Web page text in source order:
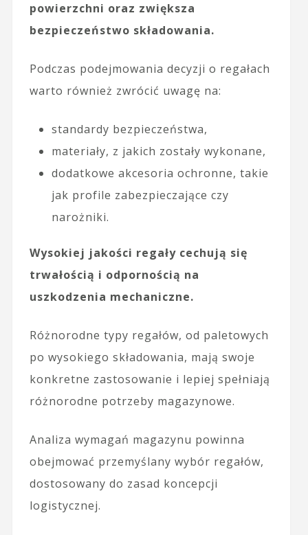
powierzchni oraz zwiększa
bezpieczeństwo składowania.
Podczas podejmowania decyzji o regałach
warto również zwrócić uwagę na:
standardy bezpieczeństwa,
materiały, z jakich zostały wykonane,
dodatkowe akcesoria ochronne, takie
jak profile zabezpieczające czy
narożniki.
Wysokiej jakości regały cechują się
trwałością i odpornością na
uszkodzenia mechaniczne.
Różnorodne typy regałów, od paletowych
po wysokiego składowania, mają swoje
konkretne zastosowanie i lepiej spełniają
różnorodne potrzeby magazynowe.
Analiza wymagań magazynu powinna
obejmować przemyślany wybór regałów,
dostosowany do zasad koncepcji
logistycznej.